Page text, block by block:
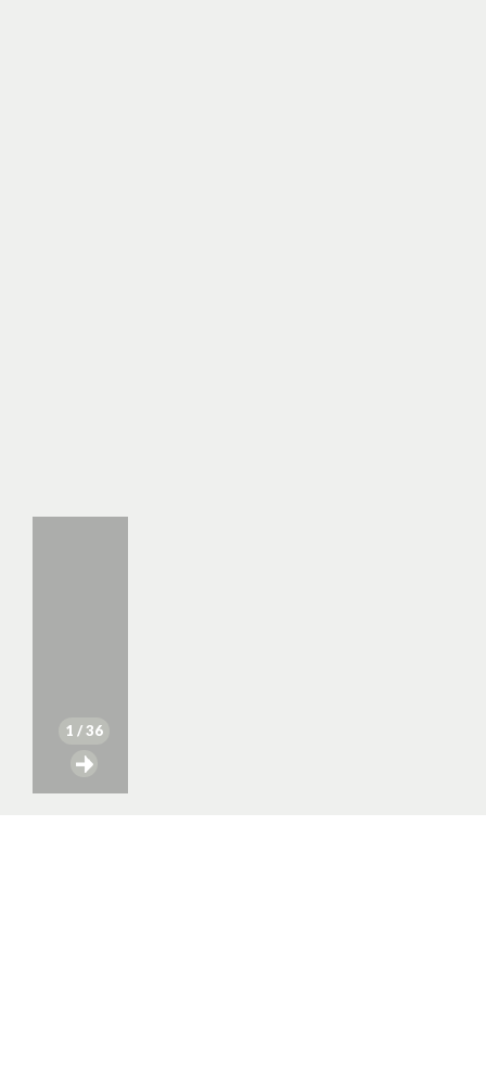
1 / 36